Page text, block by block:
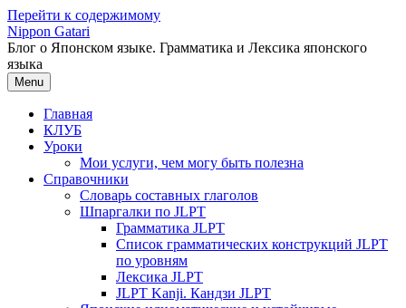
Перейти к содержимому
Nippon Gatari
Блог о Японском языке. Грамматика и Лексика японского
языка
Menu
Главная
КЛУБ
Уроки
Мои услуги, чем могу быть полезна
Справочники
Словарь составных глаголов
Шпаргалки по JLPT
Грамматика JLPT
Список грамматических конструкций JLPT
по уровням
Лексика JLPT
JLPT Kanji. Кандзи JLPT